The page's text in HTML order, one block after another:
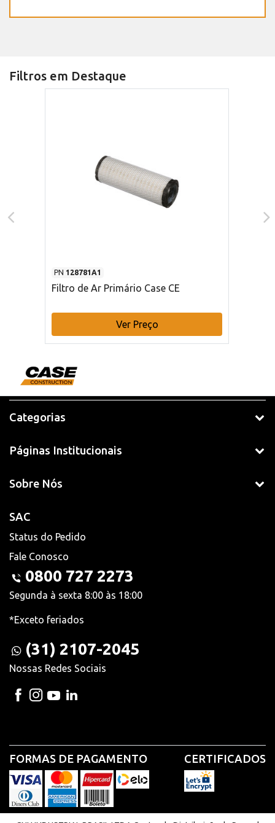
Filtros em Destaque
PN 128781A1
Filtro de Ar Primário Case CE
Ver Preço
Categorias
Páginas Institucionais
Sobre Nós
SAC
Status do Pedido
Fale Conosco
0800 727 2273
Segunda à sexta 8:00 às 18:00
*Exceto feriados
(31) 2107-2045
Nossas Redes Sociais
FORMAS DE PAGAMENTO CERTIFICADOS